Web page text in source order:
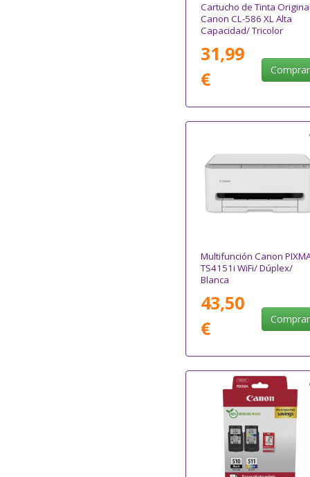
Cartucho de Tinta
Canon CL-586 XL Alta
Capacidad/ Tricolor
31,99
€
Comprar
Multifunción Canon
TS4151i WiFi/ Dúplex/
Blanca
43,50
€
Comprar